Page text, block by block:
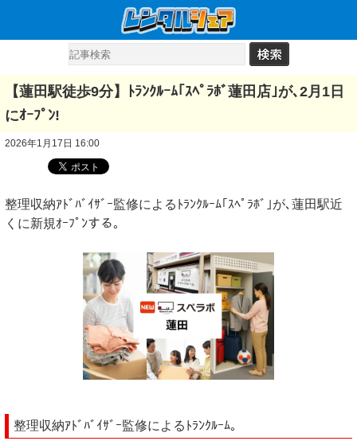
【蓮田駅徒歩9分】ﾄﾗﾝｸﾙｰﾑ｢ｽﾍﾟﾗﾎﾞ蓮田店｣が､2月1日
にｵｰﾌﾟﾝ!
2026年1月17日 16:00
整理収納ｱﾄﾞﾊﾞｲｻﾞｰ監修によるﾄﾗﾝｸﾙｰﾑ｢ｽﾍﾟﾗﾎﾞ｣が､蓮田駅近
くに新規ｵｰﾌﾟﾝする｡
整理収納ｱﾄﾞﾊﾞｲｻﾞｰ監修によるﾄﾗﾝｸﾙｰﾑ｡